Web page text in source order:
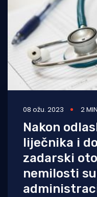
08 ožu. 2023 2
Nakon
liječnika i
zadarski
nemilosti